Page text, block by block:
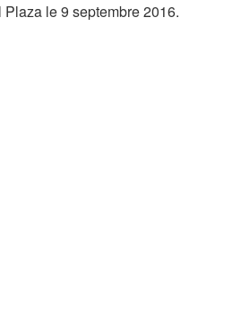
Plaza le 9 septembre 2016.